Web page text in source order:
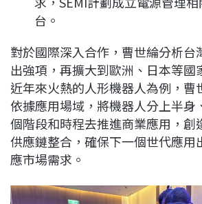
台。
對於國際深入合作，曹世綸分析台
出強項，再擴大到歐洲、日本等國
近年來火熱的人形機器人為例，曹
依據應用場域，將機器人分上半身
個階段和時程去推進商業應用，創
供應鏈整合，確保下一個世代應用
應市場需求。